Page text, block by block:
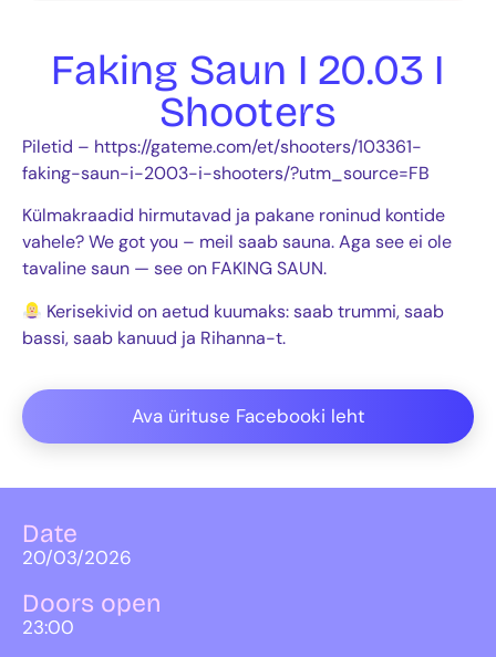
Faking Saun I 20.03 I
Shooters
Piletid – https://gateme.com/et/shooters/103361-
faking-saun-i-2003-i-shooters/?utm_source=FB
Külmakraadid hirmutavad ja pakane roninud kontide
vahele? We got you – meil saab sauna. Aga see ei ole
tavaline saun — see on FAKING SAUN.
Kerisekivid on aetud kuumaks: saab trummi, saab
bassi, saab kanuud ja Rihanna-t.
Ava ürituse Facebooki leht
Date
20/03/2026
Doors open
23:00